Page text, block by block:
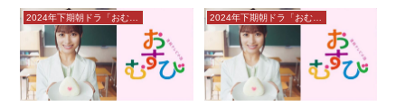
2024年下期朝ドラ「おむすび」感想 2024年下期朝ドラ「おむすび」感想